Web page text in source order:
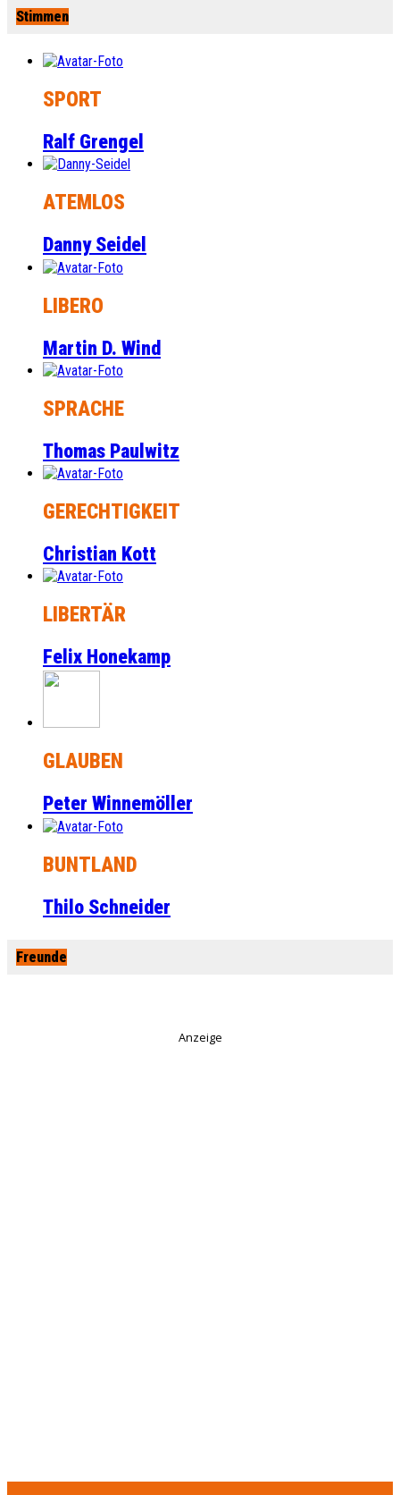
Stimmen
SPORT
Ralf Grengel
ATEMLOS
Danny Seidel
LIBERO
Martin D. Wind
SPRACHE
Thomas Paulwitz
GERECHTIGKEIT
Christian Kott
LIBERTÄR
Felix Honekamp
GLAUBEN
Peter Winnemöller
BUNTLAND
Thilo Schneider
Freunde
Anzeige